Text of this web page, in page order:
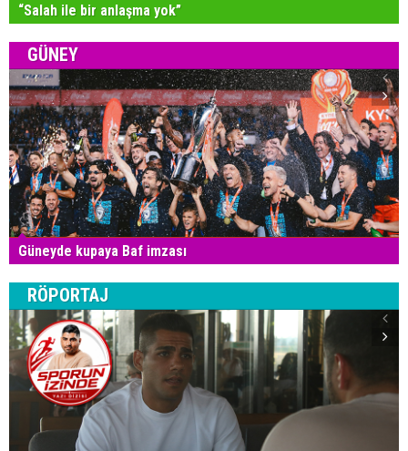
“Salah ile bir anlaşma yok”
GÜNEY
Güneyde kupaya Baf imzası
RÖPORTAJ